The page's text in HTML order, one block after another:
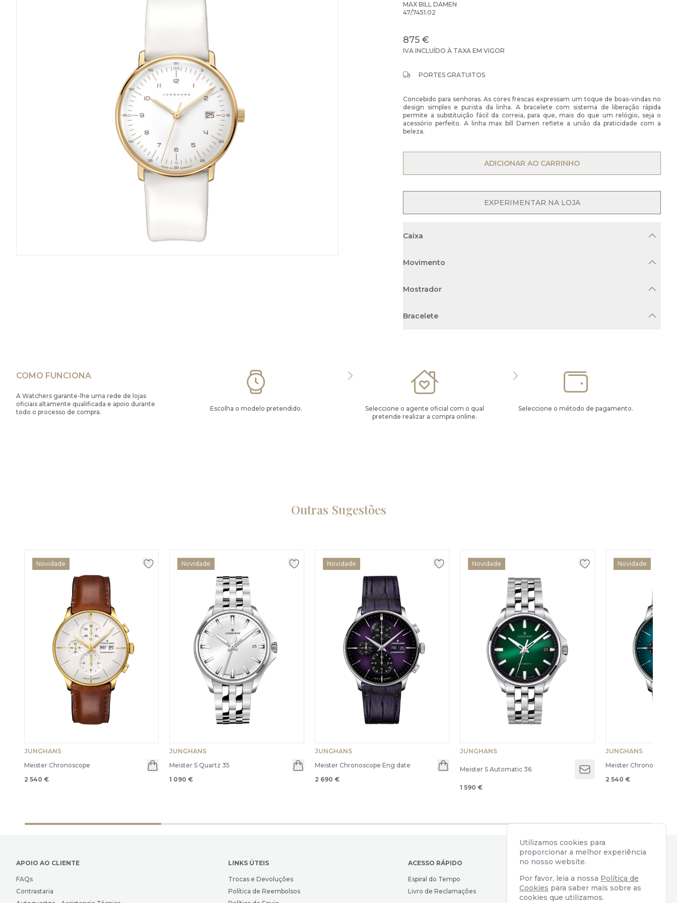
MAX BILL DAMEN
47/7451.02
875 €
IVA INCLUÍDO À TAXA EM VIGOR
PORTES GRATUITOS
Concebido para senhoras. As cores frescas expressam um toque de boas-vindas no
design simples e purista da linha. A bracelete com sistema de liberação rápida
permite a substituição fácil da correia, para que, mais do que um relógio, seja o
acessório perfeito. A linha max bill Damen reflete a união da praticidade com a
beleza.
ADICIONAR AO CARRINHO
OPEN MENU
EXPERIMENTAR NA LOJA
Caixa
Movimento
Mostrador
Bracelete
COMO FUNCIONA
A Watchers garante-lhe uma rede de lojas
oficiais altamente qualificada e apoio durante
todo o processo de compra.
Escolha o modelo pretendido.
Seleccione o agente oficial com o qual
pretende realizar a compra online.
Seleccione o método de pagamento.
Outras Sugestões
Novidade
JUNGHANS
Meister Chronoscope
2 540 €
Novidade
JUNGHANS
Meister S Quartz 35
1 090 €
Novidade
JUNGHANS
Meister Chronoscope Eng date
2 690 €
Novidade
JUNGHANS
Meister S Automatic 36
Open menu
1 590 €
Novidade
JUNGHANS
Meister Chronoscope
2 540 €
APOIO AO CLIENTE
FAQs
Contrastaria
LINKS ÚTEIS
Trocas e Devoluções
Política de Reembolsos
ACESSO RÁPIDO
Espiral do Tempo
Livro de Reclamações
CONTACTOS
Av. Almirante Reis, 39
1169-039 Lisboa, Portugal
Utilizamos cookies para
proporcionar a melhor experiência
no nosso website.
Por favor, leia a nossa Política de
Cookies para saber mais sobre as
cookies que utilizamos.